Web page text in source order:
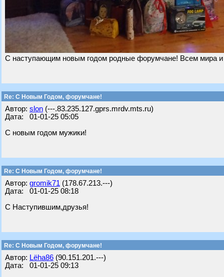
С наступающим новым годом родные форумчане! Всем мира и
Re: С Новым Годом, форумчане!
Автор: slon (---.83.235.127.gprs.mrdv.mts.ru)
Дата: 01-01-25 05:05
С новым годом мужики!
Re: С Новым Годом, форумчане!
Автор: gromik71 (178.67.213.---)
Дата: 01-01-25 08:18
С Наступившим,друзья!
Re: С Новым Годом, форумчане!
Автор: Lёha86 (90.151.201.---)
Дата: 01-01-25 09:13